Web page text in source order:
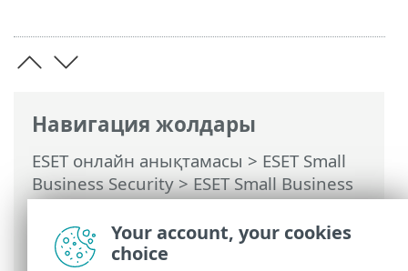
Навигация жолдары
ESET онлайн анықтамасы > ESET Small
Business Security>ESET Small Business
Security бағдарламасымен жұмыс істеу
Кеңейтілген орнату> Пайдаланушы
интерфейсі> ESET CMD
Your account, your cookies
choice